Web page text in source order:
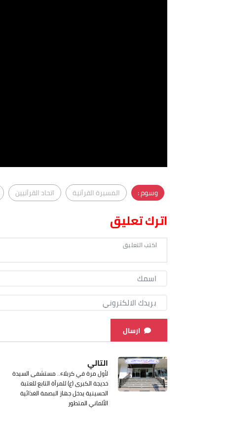
وسوم : المسيرة القرآنية اتحاد القرآنيين
اترك تعليق
ارسال
التالي
لأول مرة في كربلاء.. مستشفى السيدة
خديجة الكبرى (ع) للمرأة التابع للعتبة
الحسينية يدخل جهاز البصمة الغذائية
الألماني المتطور